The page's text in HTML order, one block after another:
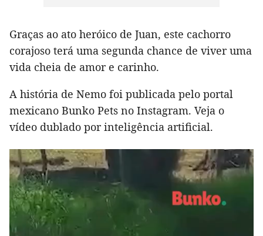
Graças ao ato heróico de Juan, este cachorro
corajoso terá uma segunda chance de viver uma
vida cheia de amor e carinho.
A história de Nemo foi publicada pelo portal
mexicano Bunko Pets no Instagram. Veja o
vídeo dublado por inteligência artificial.